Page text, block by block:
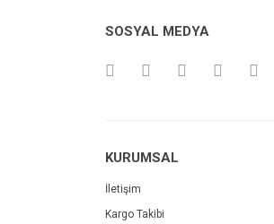
SOSYAL MEDYA
KURUMSAL
İletişim
Kargo Takibi